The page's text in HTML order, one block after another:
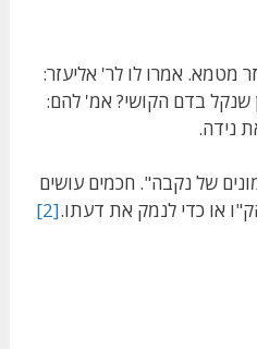
מטמא. אמרו לו לר' אליעזר:
שנקל בדם הקושי? אמ' להם:
נידה.
של נקבה". חכמים עושים
או כדי לנמק את דעתו.[2]